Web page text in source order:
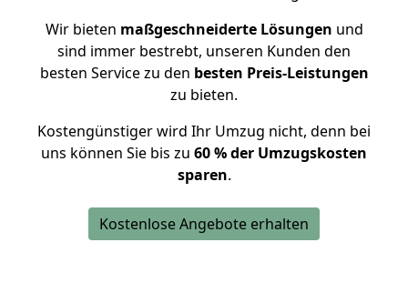
Wir bieten maßgeschneiderte Lösungen und
sind immer bestrebt, unseren Kunden den
besten Service zu den besten Preis-Leistungen
zu bieten.
Kostengünstiger wird Ihr Umzug nicht, denn bei
uns können Sie bis zu 60 % der Umzugskosten
sparen.
Kostenlose Angebote erhalten